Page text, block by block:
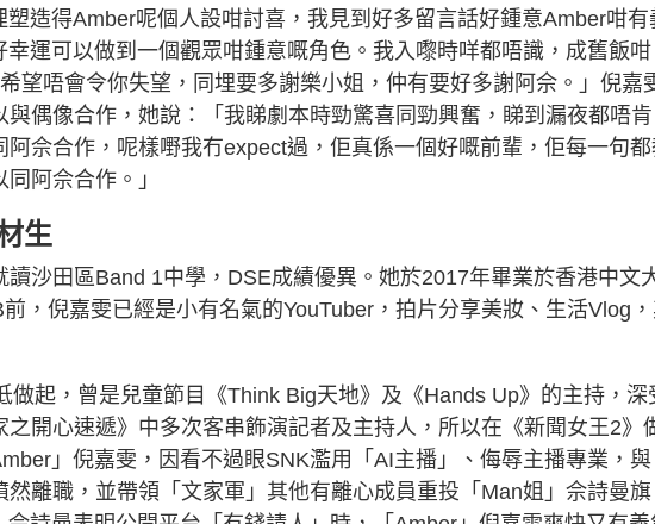
造得Amber呢個人設咁討喜，我見到好多留言話好鍾意Amber咁有
運可以做到一個觀眾咁鍾意嘅角色。我入嚟時咩都唔識，成舊飯
望唔會令你失望，同埋要多謝樂小姐，仲有要好多謝阿佘。」倪嘉
偶像合作，她說：「我睇劇本時勁驚喜同勁興奮，睇到漏夜都唔肯
阿佘合作，呢樣嘢我冇expect過，佢真係一個好嘅前輩，佢每一句
阿佘合作。」
生
沙田區Band 1中學，DSE成績優異。她於2017年畢業於香港中文
，倪嘉雯已經是小有名氣的YouTuber，拍片分享美妝、生活Vlog
做起，曾是兒童節目《Think Big天地》及《Hands Up》的主持，深
開心速遞》中多次客串飾演記者及主持人，所以在《新聞女王2》
」倪嘉雯，因看不過眼SNK濫用「AI主播」、侮辱主播專業，與
然離職，並帶領「文家軍」其他有離心成員重投「Man姐」佘詩曼旗